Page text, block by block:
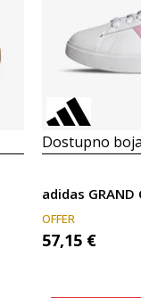
Dostupno
adidas GRAND
OFFER
57,15 €